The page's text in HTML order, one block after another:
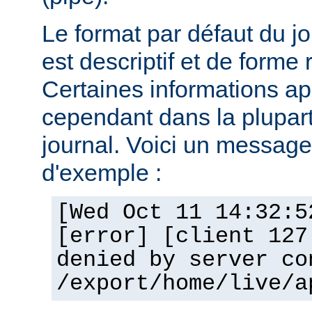
Le format par défaut du
est descriptif et de forme
Certaines informations
cependant dans la
journal. Voici un
d'exemple :
[Wed Oct 11
[error] [client
denied by server
/export/home/live/